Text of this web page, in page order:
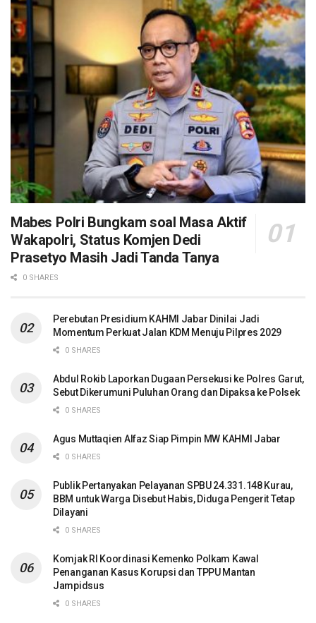
Mabes Polri Bungkam soal Masa Aktif
Wakapolri, Status Komjen Dedi
Prasetyo Masih Jadi Tanda Tanya
0 SHARES
Perebutan Presidium KAHMI Jabar Dinilai Jadi
Momentum Perkuat Jalan KDM Menuju Pilpres 2029
0 SHARES
Abdul Rokib Laporkan Dugaan Persekusi ke Polres Garut,
Sebut Dikerumuni Puluhan Orang dan Dipaksa ke Polsek
0 SHARES
Agus Muttaqien Alfaz Siap Pimpin MW KAHMI Jabar
0 SHARES
Publik Pertanyakan Pelayanan SPBU 24.331.148 Kurau,
BBM untuk Warga Disebut Habis, Diduga Pengerit Tetap
Dilayani
0 SHARES
Komjak RI Koordinasi Kemenko Polkam Kawal
Penanganan Kasus Korupsi dan TPPU Mantan
Jampidsus
0 SHARES